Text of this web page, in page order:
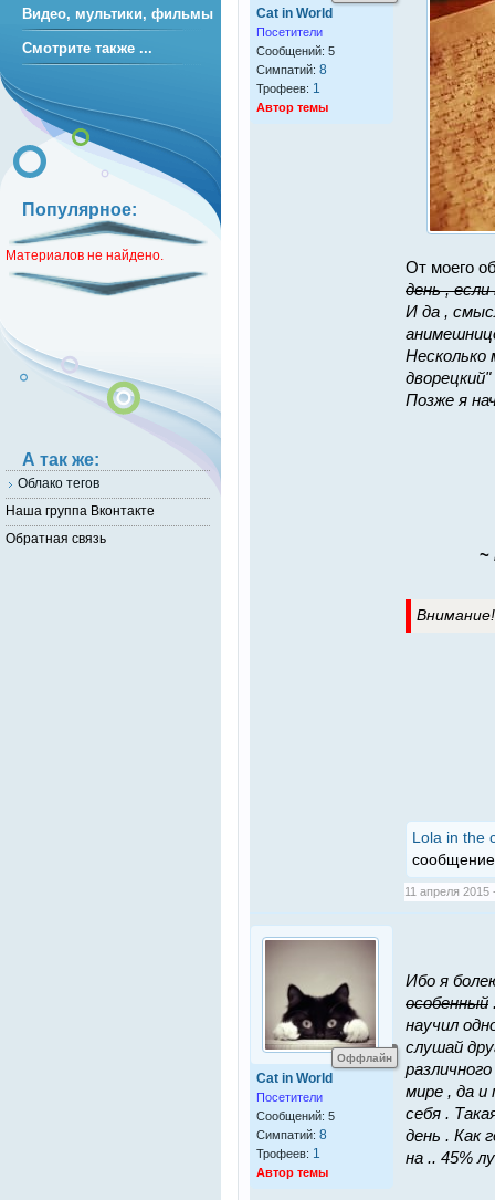
Cat in World
Посетители
Сообщений: 5
Симпатий: 8
Трофеев: 1
Автор темы
От моего
день , если
И да ,
Несколько
Позже я
~
Lola in the
11 апреля
Оффлайн
Cat in World
Посетители
Сообщений: 5
Симпатий: 8
Трофеев: 1
Автор темы
Ибо я
особенный
научил
слушай
мире , да
себя .
день . Как
на .. 45%
Видео, мультики, фильмы
Смотрите также ...
Популярное:
Материалов не найдено.
А так же:
Облако тегов
Наша группа Вконтакте
Обратная связь